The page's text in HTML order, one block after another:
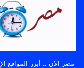
مصر الان .. أبرز المواقع